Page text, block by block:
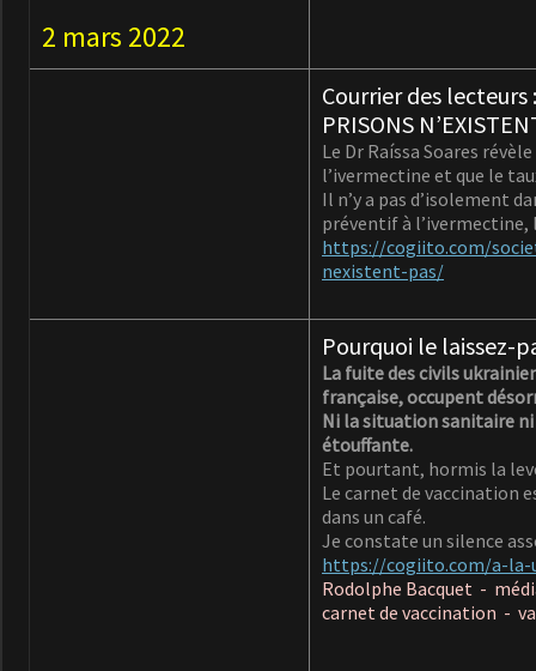
2 mars 2022
Courrier des lecteurs :
PRISONS
Le Dr Raíssa Soares
l’ivermectine et que le
Il n’y a pas d’isolement
préventif à l’ivermectine,
https://cogiito.com/
nexistent-pas/
Pourquoi le laissez-
La fuite des civils
française, occupent
Ni la situation sanitaire
étouffante.
Et pourtant, hormis la
Le carnet de vaccination
dans un café.
Je constate un silence
https://cogiito.com/a-la-
Rodolphe Bacquet -
carnet de vaccination -